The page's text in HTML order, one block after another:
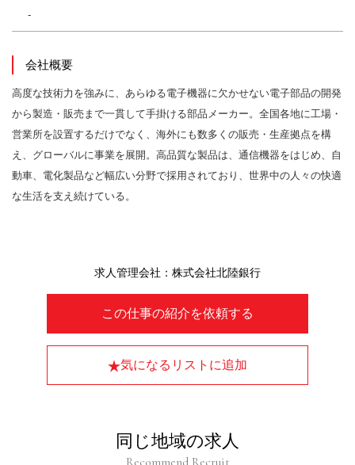
-
会社概要
高度な技術力を強みに、あらゆる電子機器に欠かせない電子部品の開発
から製造・販売まで一貫して手掛ける部品メーカー。全国各地に工場・
営業所を設置するだけでなく、海外にも数多くの販売・生産拠点を構
え、グローバルに事業を展開。高品質な製品は、通信機器をはじめ、自
動車、電化製品など幅広い分野で採用されており、世界中の人々の快適
な生活を支え続けている。
この仕事の紹介を依頼する
気になるリストに追加
求人管理会社：株式会社北陸銀行
同じ地域の求人